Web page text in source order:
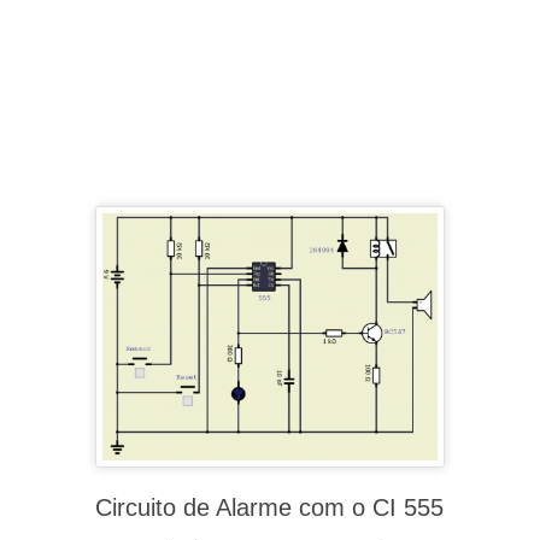
Circuito de Alarme com o CI 555